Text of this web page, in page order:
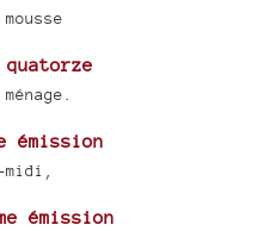
émission
midi,
émission